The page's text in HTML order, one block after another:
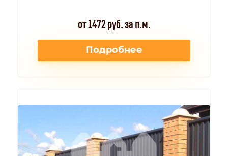
от 1472 руб. за п.м.
Подробнее